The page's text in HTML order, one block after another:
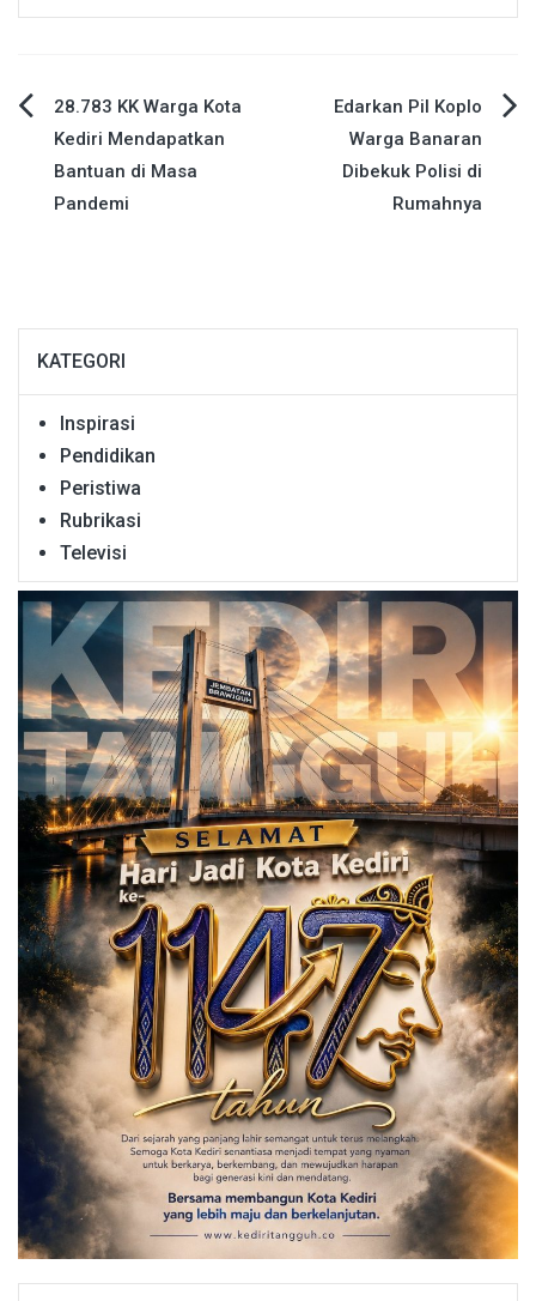
Navigasi
pos
28.783 KK Warga Kota
Kediri Mendapatkan
Bantuan di Masa
Pandemi
Edarkan Pil Koplo
Warga Banaran
Dibekuk Polisi di
Rumahnya
KATEGORI
Inspirasi
Pendidikan
Peristiwa
Rubrikasi
Televisi